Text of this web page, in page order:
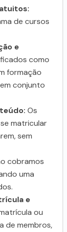
de cursos
e
como
formação
conjunto
Os
matricular
sem
cobramos
uma
e
ou
de membros,